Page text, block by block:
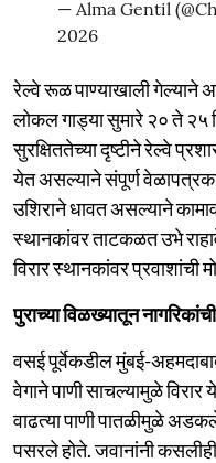
— Alma Gentil
2026
रेल्वे रूळ पाण्याखाली गेल्याने
लोकल गाड्या सुमारे २० ते २५
सुरक्षिततेच्या दृष्टीने रेल्वे
येत असल्याने संपूर्ण
उशिराने धावत असल्याने
स्थानकांवर ताटकळत उभे
विरार स्थानकांवर प्रवाशांची
पुराच्या विळख्यातून
वसई पूर्वेकडील मुंबई-
वेगाने पाणी साचल्यामुळे
वाढत्या पाणी पातळीमुळे
पसरले होते. जवानांनी कसलीही